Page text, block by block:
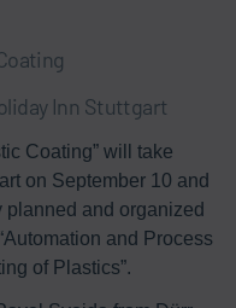
Inn Stuttgart
Coating” will take
on September 10 and
planned and organized
and Process
of Plastics”.